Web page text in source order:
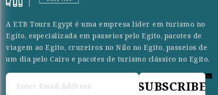
A ETB Tours Egypt é uma empresa líder em turismo no
Egito, especializada em passeios pelo Egito, pacotes de
viagem ao Egito, cruzeiros no Nilo no Egito, passeios de
um dia pelo Cairo e pacotes de turismo clássico no Egito.
SUBSCRIBE